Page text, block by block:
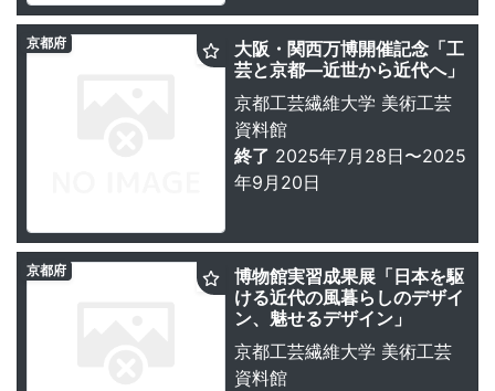
大阪・関西万博開催記念「工
芸と京都―近世から近代へ」
京都工芸繊維大学 美術工芸
資料館
終了 2025年7月28日〜2025
年9月20日
京都府
博物館実習成果展「日本を駆
ける近代の風暮らしのデザイ
ン、魅せるデザイン」
京都工芸繊維大学 美術工芸
資料館
京都府